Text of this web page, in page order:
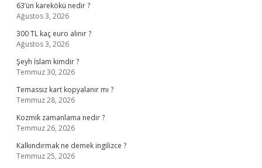
63’ün karekökü nedir ?
Ağustos 3, 2026
300 TL kaç euro alınır ?
Ağustos 3, 2026
Şeyh İslam kimdir ?
Temmuz 30, 2026
Temassız kart kopyalanır mı ?
Temmuz 28, 2026
Kozmik zamanlama nedir ?
Temmuz 26, 2026
Kalkındırmak ne demek ingilizce ?
Temmuz 25, 2026